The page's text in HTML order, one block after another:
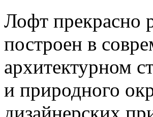
Лофт прекрасно
построен в
архитектурном
и природного
дизайнерских